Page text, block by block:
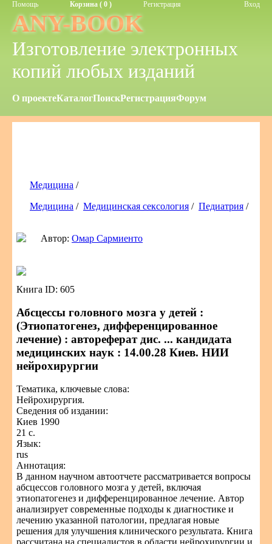
Помощь Корзина ( 0 ) Регистрация Вход
ANY-BOOK
Изготовление электронных
копий любых изданий
О проектеКаталогПоискРегистрацияФорум
Медицина /
Медицина / Медицинская сексология / Педиатрия /
Автор: Омар Сармиенто
Книга ID: 605
Абсцессы головного мозга у детей :
(Этиопатогенез, дифференцированное
лечение) : автореферат дис. ... кандидата
медицинских наук : 14.00.28 Киев. НИИ
нейрохирургии
Тематика, ключевые слова:
Нейрохирургия.
Сведения об издании:
Киев 1990
21 с.
Язык:
rus
Аннотация:
В данном научном автоотчете рассматривается вопросы
абсцессов головного мозга у детей, включая
этиопатогенез и дифференцированное лечение. Автор
анализирует современные подходы к диагностике и
лечению указанной патологии, предлагая новые
решения для улучшения клинического результата. Книга
рассчитана на специалистов в области нейрохирургии и